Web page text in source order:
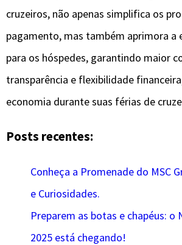
cruzeiros, não apenas simplifica os
pagamento, mas também aprimora a
para os hóspedes, garantindo maior
transparência e flexibilidade
economia durante suas férias de
Posts recentes:
Conheça a Promenade do MSC
e Curiosidades.
Preparem as botas e chapéus: o
2025 está chegando!